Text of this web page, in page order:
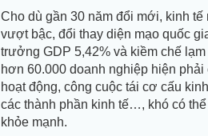
Cho dù gần 30 năm đổi mới, kinh
vượt bậc, đổi thay diện mạo quốc
trưởng GDP 5,42% và kiềm chế
hơn 60.000 doanh nghiệp hiện
hoạt động, công cuộc tái cơ cấu
các thành phần kinh tế…, khó có
khỏe mạnh.